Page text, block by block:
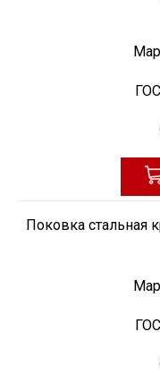
Поковка стальная